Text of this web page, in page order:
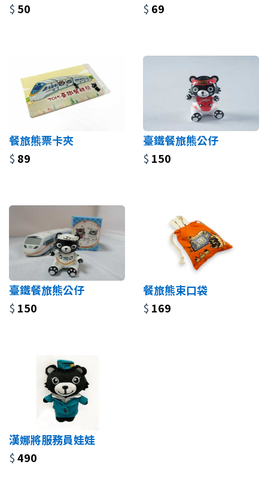
$ 50
$ 69
餐旅熊票卡夾
$ 89
臺鐵餐旅熊公仔
$ 150
臺鐵餐旅熊公仔
$ 150
餐旅熊束口袋
$ 169
漢娜將服務員娃娃
$490